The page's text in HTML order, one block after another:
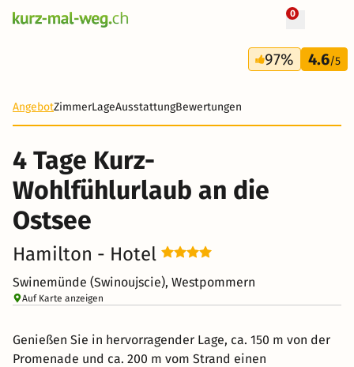
0
4 Tage
139 CHF
97% 4.6/5
AngebotZimmerLageAusstattungBewertungen
4 Tage Kurz-
Wohlfühlurlaub an die
Ostsee
Hamilton - Hotel
Swinemünde (Swinoujscie), Westpommern
Auf Karte anzeigen
Genießen Sie in hervorragender Lage, ca. 150 m von der
Promenade und ca. 200 m vom Strand einen